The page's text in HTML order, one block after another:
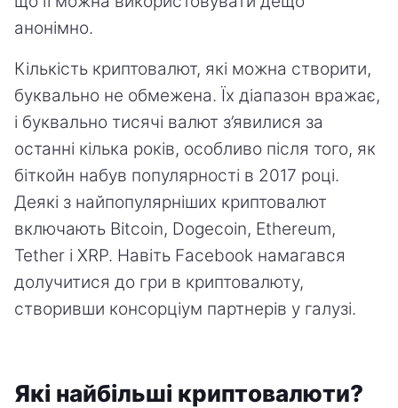
анонімно.
Кількість криптовалют, які можна створити,
буквально не обмежена. Їх діапазон вражає,
і буквально тисячі валют з’явилися за
останні кілька років, особливо після того, як
біткойн набув популярності в 2017 році.
Деякі з найпопулярніших криптовалют
включають Bitcoin, Dogecoin, Ethereum,
Tether і XRP. Навіть Facebook намагався
долучитися до гри в криптовалюту,
створивши консорціум партнерів у галузі.
Які найбільші криптовалюти?